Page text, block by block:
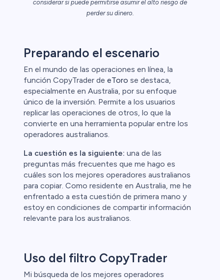
considerar si puede permitirse asumir el alto riesgo de
perder su dinero.
Preparando el escenario
En el mundo de las operaciones en línea, la
función CopyTrader de eToro se destaca,
especialmente en Australia, por su enfoque
único de la inversión. Permite a los usuarios
replicar las operaciones de otros, lo que la
convierte en una herramienta popular entre los
operadores australianos.
La cuestión es la siguiente: una de las
preguntas más frecuentes que me hago es
cuáles son los mejores operadores australianos
para copiar. Como residente en Australia, me he
enfrentado a esta cuestión de primera mano y
estoy en condiciones de compartir información
relevante para los australianos.
Uso del filtro CopyTrader
Mi búsqueda de los mejores operadores